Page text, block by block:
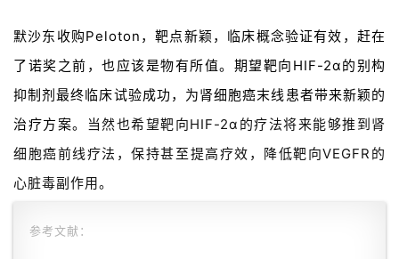
默沙东收购Peloton，靶点新颖，临床概念验证有效，赶在
了诺奖之前，也应该是物有所值。期望靶向HIF-2α的别构
抑制剂最终临床试验成功，为肾细胞癌末线患者带来新颖的
治疗方案。
当然也希望靶向HIF-2α的疗法将来能够推到肾
细胞癌前线疗法，保持甚至提高疗效，降低靶向VEGFR的
心脏毒副作用。
参考文献：